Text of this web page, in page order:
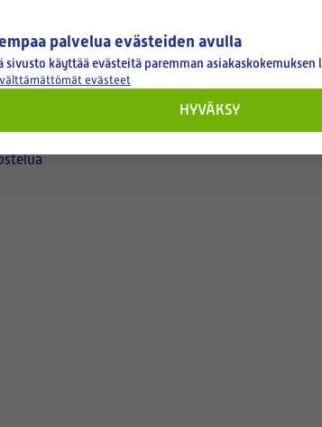
4,0
palvelua evästeiden avulla
sivusto käyttää evästeitä paremman asiakaskokemuksen
evästeet
HYVÄKSY